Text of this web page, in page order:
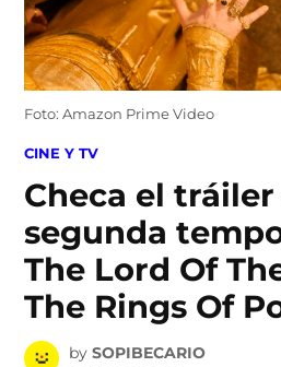
Foto: Amazon Prime Video
POSTED
CINE Y TV
Checa el tráiler
segunda
The Lord Of
The Rings Of
by SOPIBECARIO